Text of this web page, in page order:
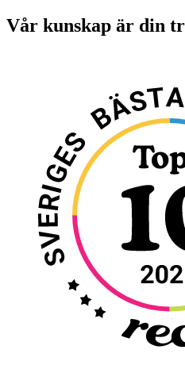
Vår kunskap är din